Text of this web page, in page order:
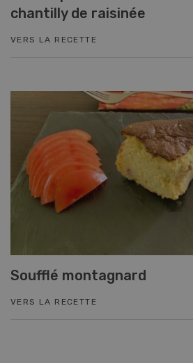
chantilly de raisinée
VERS LA RECETTE
Soufflé montagnard
VERS LA RECETTE